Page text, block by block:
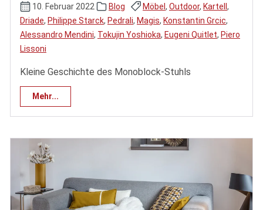
10. Februar 2022 Blog Möbel , Outdoor, Kartell ,
Driade, Philippe Starck, Pedrali, Magis, Konstantin Grcic,
Alessandro Mendini, Tokujin Yoshioka, Eugeni Quitlet, Piero
Lissoni
Kleine Geschichte des Monoblock-Stuhls
Mehr...